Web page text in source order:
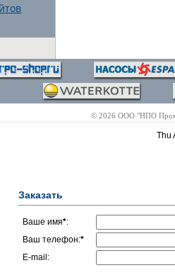
© 2026 ООО "НПО
Thu
Заказать
Ваше имя*:
Ваш телефон:*
E-mail: